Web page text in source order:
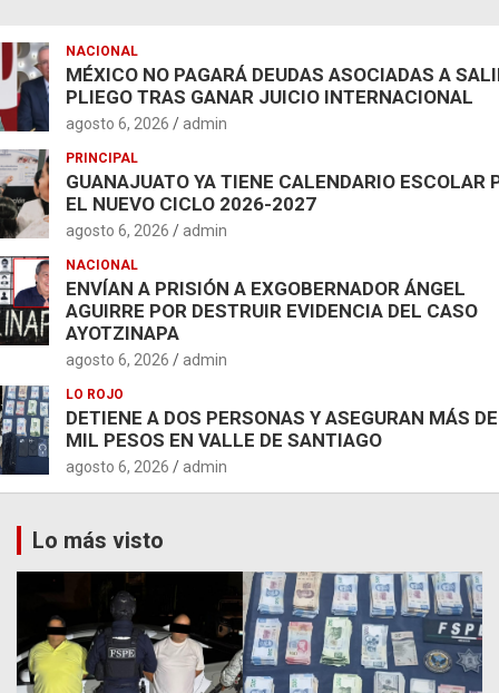
NACIONAL
MÉXICO NO PAGARÁ DEUDAS ASOCIADAS A
PLIEGO TRAS GANAR JUICIO INTERNACIONAL
agosto 6, 2026 admin
PRINCIPAL
GUANAJUATO YA TIENE CALENDARIO ESCOLAR
EL NUEVO CICLO 2026-2027
agosto 6, 2026 admin
NACIONAL
ENVÍAN A PRISIÓN A EXGOBERNADOR ÁNGEL
AGUIRRE POR DESTRUIR EVIDENCIA DEL CASO
AYOTZINAPA
agosto 6, 2026 admin
LO ROJO
DETIENE A DOS PERSONAS Y ASEGURAN MÁS
MIL PESOS EN VALLE DE SANTIAGO
agosto 6, 2026 admin
Lo más visto